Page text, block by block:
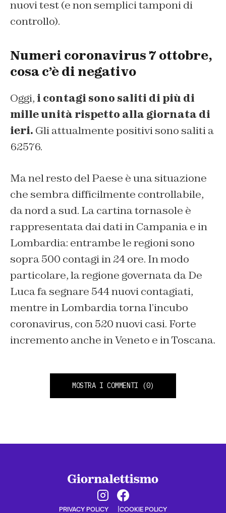
nuovi test (e non semplici tamponi di
controllo).
Numeri coronavirus 7 ottobre,
cosa c’è di negativo
Oggi, i contagi sono saliti di più di
mille unità rispetto alla giornata di
ieri. Gli attualmente positivi sono saliti a
62576.
Ma nel resto del Paese è una situazione
che sembra difficilmente controllabile,
da nord a sud. La cartina tornasole è
rappresentata dai dati in Campania e in
Lombardia: entrambe le regioni sono
sopra 500 contagi in 24 ore. In modo
particolare, la regione governata da De
Luca fa segnare 544 nuovi contagiati,
mentre in Lombardia torna l’incubo
coronavirus, con 520 nuovi casi. Forte
incremento anche in Veneto e in Toscana.
MOSTRA I COMMENTI (0)
PRIVACY POLICY COOKIE POLICY